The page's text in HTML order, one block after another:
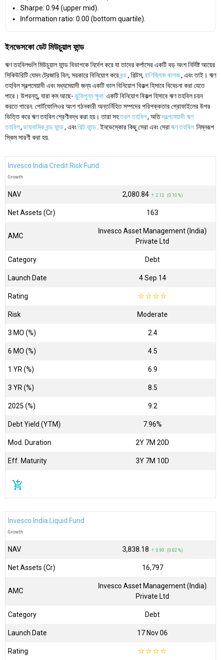
Sharpe: 0.94 (upper mid).
Information ratio: 0.00 (bottom quartile).
ইনভেসকো ডেট মিউচুয়াল ফান্ড
ঋণ তহবিলগুলি মিউচুয়াল ফান্ড বিভাগকে নির্দেশ করে যা তাদের কর্পাসের একটি বড় অংশ নির্দিষ্ট আয়ের
সিকিউরিটি যেমন ট্রেজারি বিল, সরকারে বিনিয়োগ করেবন্ড, গিল্টস,বাণিজ্যিক কাগজ, এবং তাই। ঋণ
তহবিল স্বল্পমেয়াদী এবং মধ্যমেয়াদী জন্য একটি ভাল বিনিয়োগ বিকল্প হিসাবে বিবেচনা করা যেতে
পারে। উপরন্তু, যারা কম আছে-ঝুকিপুন্ন ক্ষুধা একটি বিনিয়োগ বিকল্প হিসাবে ঋণ তহবিল চয়ন
করতে পারেন. পোর্টফোলিওর অংশ গঠনকারী অন্তর্নিহিত সম্পদের পরিপক্কতার প্রোফাইলের উপর
ভিত্তি করে ঋণ তহবিল শ্রেণীবদ্ধ করা হয়। তারা সহতরল তহবিল, অতিস্বল্পমেয়াদী ঋণ
তহবিল,ডায়নামিক বন্ড ফান্ড, এবংগিল্ট ফান্ড. ইনভেস্কোর কিছু সেরা এবং সেরাঋণ তহবিল নিম্নরূপ
স্কিম সারণী করা হয়.
Invesco India Credit Risk Fund
Growth
NAV ₹2,080.84 ↑ 2.12 (0.10 %)
Net Assets (Cr) ₹163
AMC
Invesco Asset Management (India)
Private Ltd
Category Debt
Launch Date 4 Sep 14
Rating ☆☆☆☆
Risk Moderate
3 MO (%) 2.4
6 MO (%) 4.5
1 YR (%) 6.9
3 YR (%) 8.5
2025 (%) 9.2
Debt Yield (YTM) 7.96%
Mod. Duration 2Y 7M 20D
Eff. Maturity 3Y 7M 10D
add_shopping_cart
Invesco India Liquid Fund
Growth
NAV ₹3,838.18 ↑ 0.90 (0.02 %)
Net Assets (Cr) ₹16,797
AMC
Invesco Asset Management (India)
Private Ltd
Category Debt
Launch Date 17 Nov 06
Rating ☆☆☆☆